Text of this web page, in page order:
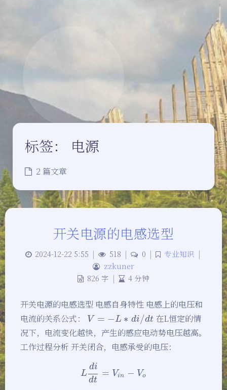
标签： 电源
2 篇文章
开关电源的电感选型
2024-12-22 5:55 | 518 | 0 | 专业知识 |
zzkuner
826 字 | 4 分钟
开关电源的电感选型 电感自身特性 电感上的电压和
电流的关系公式：
V = −L ∗ di/dt
V= −L ∗di d
在L恒定的情
况下，电流变化越快，产生的感应电动势电压越高。
工作过程分析 开关闭合，电感承受的电压：
L
di
dt
= Vin − Vo
Ldi dt= Vin −V o